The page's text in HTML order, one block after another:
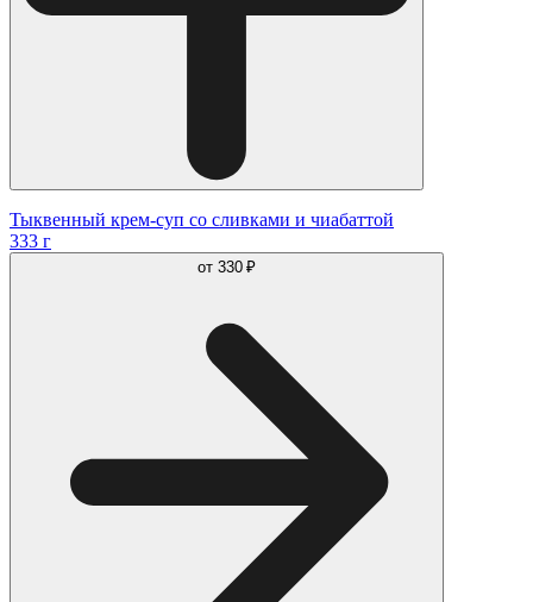
Тыквенный крем-суп со сливками и чиабаттой
333 г
от 330 ₽